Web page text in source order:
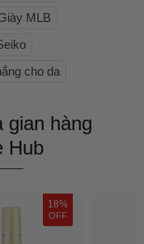
MLB
cho da
gian hàng
Hub
18%
OFF